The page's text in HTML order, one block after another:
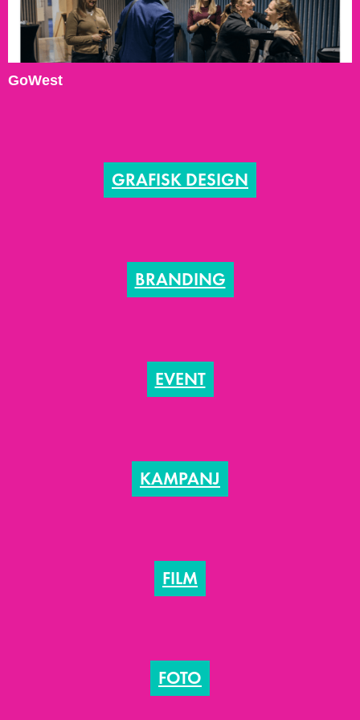
GoWest
GRAFISK DESIGN
BRANDING
EVENT
KAMPANJ
FILM
FOTO